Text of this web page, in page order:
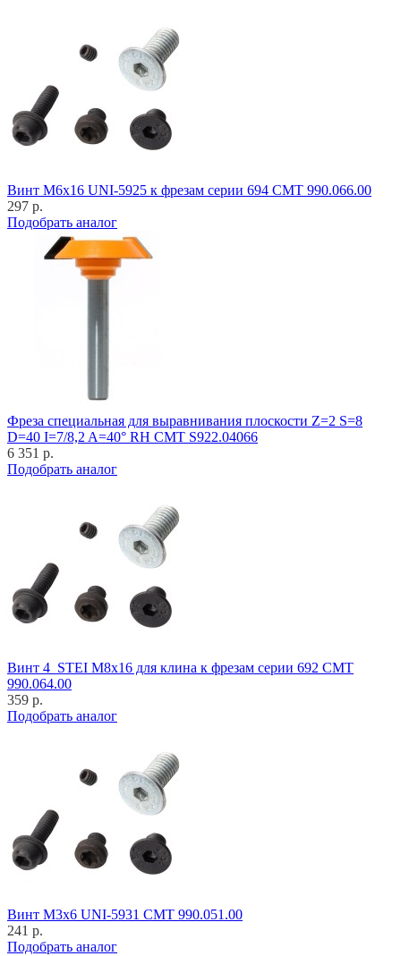
Винт M6x16 UNI-5925 к фрезам серии 694 CMT 990.066.00
297 р.
Подобрать аналог
Фреза специальная для выравнивания плоскости Z=2 S=8
D=40 I=7/8,2 A=40° RH CMT S922.04066
6 351 р.
Подобрать аналог
Винт 4_STEI M8x16 для клина к фрезам серии 692 CMT
990.064.00
359 р.
Подобрать аналог
Винт M3x6 UNI-5931 CMT 990.051.00
241 р.
Подобрать аналог